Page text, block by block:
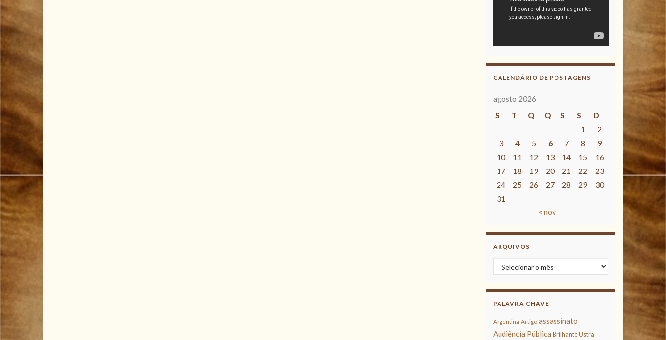
CALENDÁRIO DE POSTAGENS
agosto 2026
S
T Q Q S S
D
1
2
3
4 5 6 7 8
9
10
11 12 13 14 15
16
17
18 19 20 21 22
23
24
25 26 27 28 29
30
31
« nov
ARQUIVOS
Arquivos
PALAVRA CHAVE
Argentina Artigo assassinato
Audiência Pública Brilhante Ustra